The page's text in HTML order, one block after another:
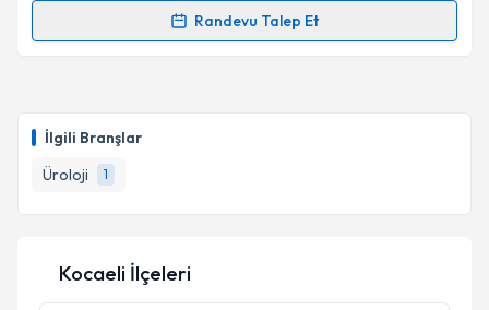
İlgili Branşlar
Üroloji
1
'ni okudum ve kişisel verilerimin belirtilen
kapsamda işlenmesini kabul ediyorum.
Randevu Talep Et
Randevu Takvimi Talebi
takvim hazırlandığında e-posta ile bilgilendireceğiz.
E-posta Adresiniz
Kişisel verilerimin işlenmesine ilişkinAydınlatma
Kocaeli İlçeleri